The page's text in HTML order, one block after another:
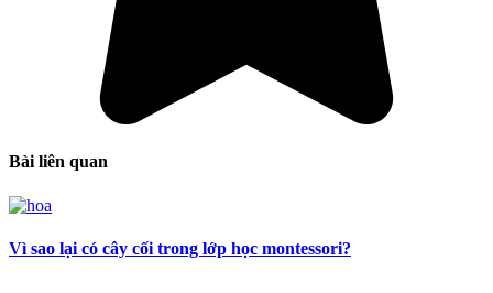
Bài liên quan
Vì sao lại có cây cối trong lớp học montessori?